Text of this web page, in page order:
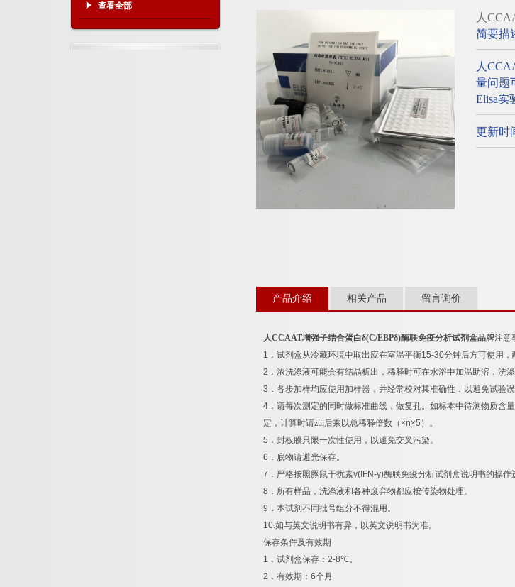
查看全部
人
简要描
人
量问题
Elisa实
更新时
产品介绍 相关产品 留言询价
人CCAAT增强子结合蛋白δ(C/EBPδ)酶联免疫分析试剂盒品牌注意
1 ．试剂盒从冷藏环境中取出应在室温平衡15-30分钟后方可使用，
2 ．浓洗涤液可能会有结晶析出，稀释时可在水浴中加温助溶，洗涤
3 ．各步加样均应使用加样器，并经常校对其准确性，以避免试验
4 ．请每次测定的同时做标准曲线，做复孔。如标本中待测物质含
定，计算时请zui后乘以总稀释倍数（ ×n×5 ）。
5 ．封板膜只限一次性使用，以避免交叉污染。
6 ．底物请避光保存。
7 ．严格按照豚鼠干扰素γ(IFN-γ)酶联免疫分析试剂盒说明书的操
8 ．所有样品，洗涤液和各种废弃物都应按传染物处理。
9 ．本试剂不同批号组分不得混用。
10.如与英文说明书有异，以英文说明书为准。
保存条件及有效期
1 ．试剂盒保存： 2-8℃。
2 ．有效期： 6个月